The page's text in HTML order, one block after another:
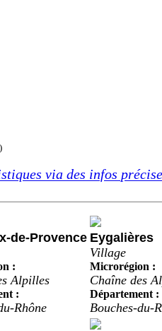
via des infos
de-Provence
:
Alpilles
:
Rhône
Eygalières
Village
Microrégion :
Chaîne des
Département :
Bouches-du-